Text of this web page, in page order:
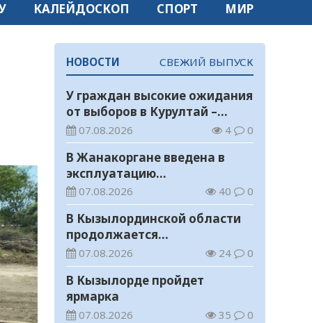
КАЛЕЙДОСКОП СПОРТ МИР
НОВОСТИ СВЕЖИЙ ВЫПУСК
У граждан высокие ожидания
от выборов в Курултай –
опрос общественного мнения
07.08.2026 4 0
В Жанакоргане введена в
эксплуатацию
водораспределительная
станция
07.08.2026 40 0
В Кызылординской области
продолжается
экологическая акция «Таза
Қазақстан»
07.08.2026 24 0
В Кызылорде пройдет
ярмарка
07.08.2026 35 0